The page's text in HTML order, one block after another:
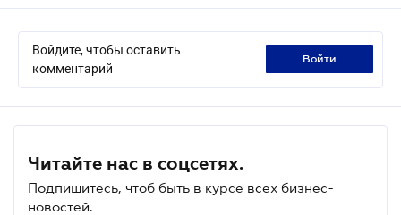
Войдите, чтобы оставить
комментарий
войти
Читайте нас в соцсетях.
Подпишитесь, чтоб быть в курсе всех бизнес-
новостей.